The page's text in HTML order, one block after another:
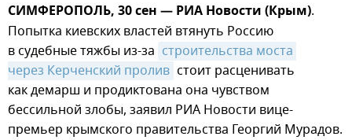
СИМФЕРОПОЛЬ, 30 сен — РИА Новости (Крым).
Попытка киевских властей втянуть Россию
в судебные тяжбы из-за строительства моста
через Керченский пролив стоит расценивать
как демарш и продиктована она чувством
бессильной злобы, заявил РИА Новости вице-
премьер крымского правительства Георгий Мурадов.